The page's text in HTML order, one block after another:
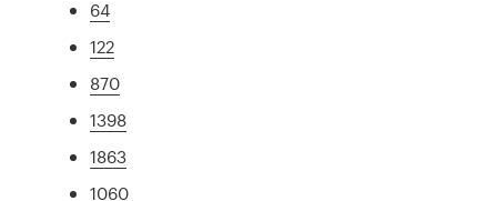
64
122
870
1398
1863
1060